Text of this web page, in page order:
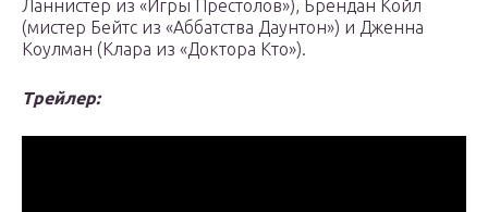
Ланнистер из «Игры Престолов»), Брендан Койл
(мистер Бейтс из «Аббатства Даунтон») и Дженна
Коулман (Клара из «Доктора Кто»).
Трейлер: